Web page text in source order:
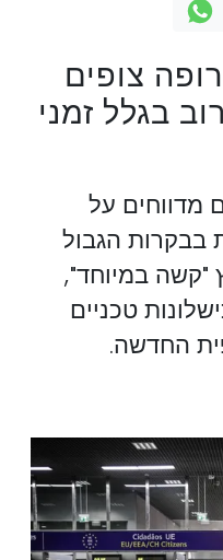
צופים
בגלל זמני
מדווחים על
עד 3.5 שעות בבקרות הגבול
"קשה במיוחד",
טכניים
החדשה.